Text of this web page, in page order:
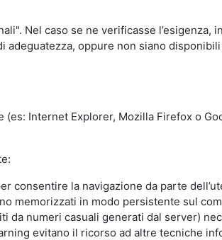
Nel caso se ne verificasse l’esigenza,
oppure non siano
Internet Explorer, Mozilla Firefox o
la navigazione da parte
memorizzati in modo persistente sul
numeri casuali generati dal server)
evitano il ricorso ad altre tecniche